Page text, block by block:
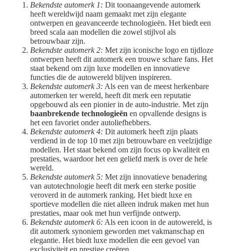
Bekendste automerk 1: Dit toonaangevende automerk
heeft wereldwijd naam gemaakt met zijn elegante
ontwerpen en geavanceerde technologieën. Het biedt een
breed scala aan modellen die zowel stijlvol als
betrouwbaar zijn.
Bekendste automerk 2: Met zijn iconische logo en tijdloze
ontwerpen heeft dit automerk een trouwe schare fans. Het
staat bekend om zijn luxe modellen en innovatieve
functies die de autowereld blijven inspireren.
Bekendste automerk 3: Als een van de meest herkenbare
automerken ter wereld, heeft dit merk een reputatie
opgebouwd als een pionier in de auto-industrie. Met zijn
baanbrekende technologieën en opvallende designs is
het een favoriet onder autoliefhebbers.
Bekendste automerk 4: Dit automerk heeft zijn plaats
verdiend in de top 10 met zijn betrouwbare en veelzijdige
modellen. Het staat bekend om zijn focus op kwaliteit en
prestaties, waardoor het een geliefd merk is over de hele
wereld.
Bekendste automerk 5: Met zijn innovatieve benadering
van autotechnologie heeft dit merk een sterke positie
veroverd in de automerk ranking. Het biedt luxe en
sportieve modellen die niet alleen indruk maken met hun
prestaties, maar ook met hun verfijnde ontwerp.
Bekendste automerk 6: Als een icoon in de autowereld, is
dit automerk synoniem geworden met vakmanschap en
elegantie. Het biedt luxe modellen die een gevoel van